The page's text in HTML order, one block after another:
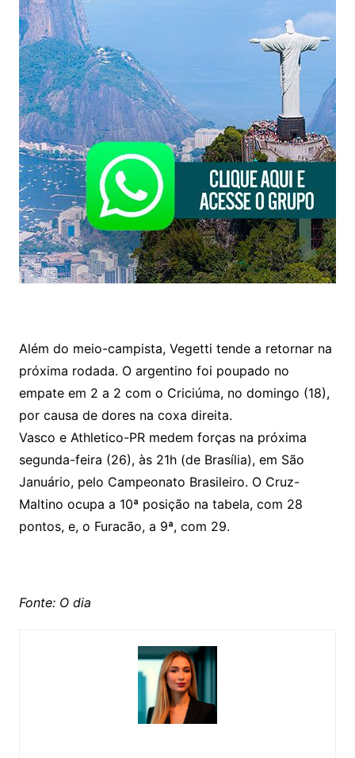
Além do meio-campista, Vegetti tende a retornar na
próxima rodada. O argentino foi poupado no
empate em 2 a 2 com o Criciúma, no domingo (18),
por causa de dores na coxa direita.
Vasco e Athletico-PR medem forças na próxima
segunda-feira (26), às 21h (de Brasília), em São
Januário, pelo Campeonato Brasileiro. O Cruz-
Maltino ocupa a 10ª posição na tabela, com 28
pontos, e, o Furacão, a 9ª, com 29.
Fonte: O dia